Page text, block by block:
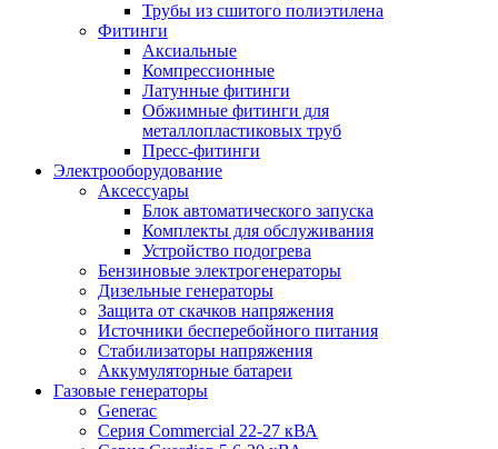
Трубы из сшитого полиэтилена
Фитинги
Аксиальные
Компрессионные
Латунные фитинги
Обжимные фитинги для
металлопластиковых труб
Пресс-фитинги
Электрооборудование
Аксессуары
Блок автоматического запуска
Комплекты для обслуживания
Устройство подогрева
Бензиновые электрогенераторы
Дизельные генераторы
Защита от скачков напряжения
Источники бесперебойного питания
Стабилизаторы напряжения
Аккумуляторные батареи
Газовые генераторы
Generac
Серия Commercial 22-27 кВА